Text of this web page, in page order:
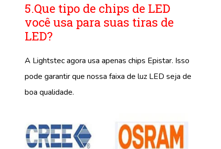
5.Que tipo de chips de LED
você usa para suas tiras de
LED?
A Lightstec agora usa apenas chips Epistar. Isso
pode garantir que nossa faixa de luz LED seja de
boa qualidade.